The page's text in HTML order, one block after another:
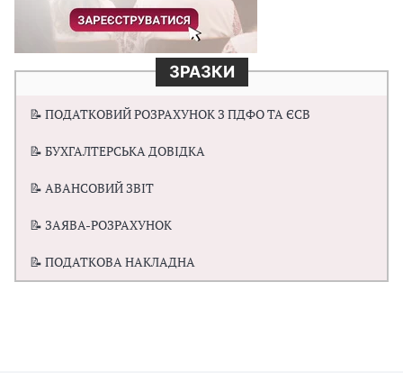
ЗРАЗКИ
📝 ПОДАТКОВИЙ РОЗРАХУНОК З ПДФО ТА ЄСВ
📝 БУХГАЛТЕРСЬКА ДОВІДКА
📝 АВАНСОВИЙ ЗВІТ
📝 ЗАЯВА-РОЗРАХУНОК
📝 ПОДАТКОВА НАКЛАДНА